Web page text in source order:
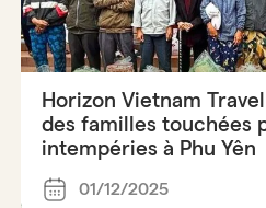
Horizon Vietnam
des familles touchées
intempéries à Phu Yên
01/12/2025